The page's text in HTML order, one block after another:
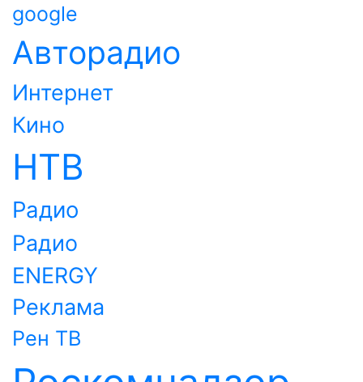
google
Авторадио
Интернет
Кино
НТВ
Радио
Радио
ENERGY
Реклама
Рен ТВ